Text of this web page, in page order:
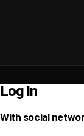
Log In
With social